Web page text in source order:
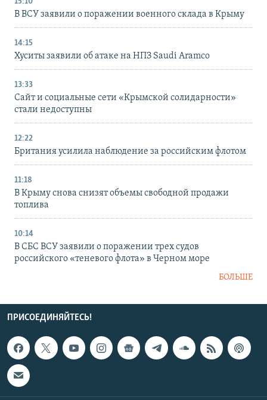
В ВСУ заявили о поражении военного склада в Крыму
14:15
Хуситы заявили об атаке на НПЗ Saudi Aramco
13:33
Сайт и социальные сети «Крымской солидарности»
стали недоступны
12:22
Британия усилила наблюдение за российским флотом
11:18
В Крыму снова снизят объемы свободной продажи
топлива
10:14
В СБС ВСУ заявили о поражении трех судов
российского «теневого флота» в Черном море
БОЛЬШЕ
ПРИСОЕДИНЯЙТЕСЬ!